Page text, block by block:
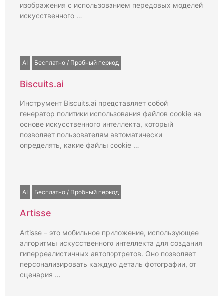
изображения с использованием передовых моделей
искусственного …
AI Бесплатно / Пробный период
Biscuits.ai
Инструмент Biscuits.ai представляет собой
генератор политики использования файлов cookie на
основе искусственного интеллекта, который
позволяет пользователям автоматически
определять, какие файлы cookie …
AI Бесплатно / Пробный период
Artisse
Artisse – это мобильное приложение, использующее
алгоритмы искусственного интеллекта для создания
гиперреалистичных автопортретов. Оно позволяет
персонализировать каждую деталь фотографии, от
сценария …